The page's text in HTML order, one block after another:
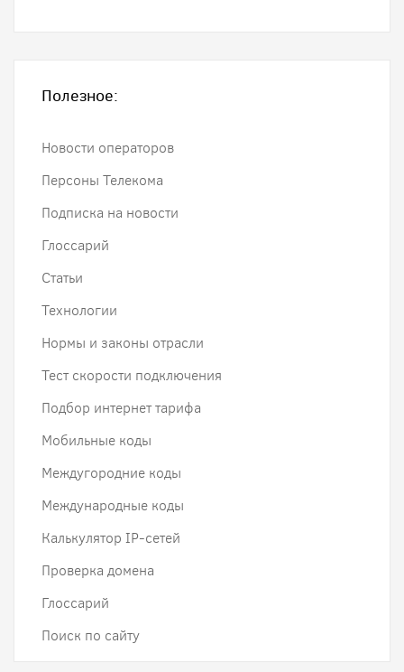
Полезное:
Новости операторов
Персоны Телекома
Подписка на новости
Глоссарий
Статьи
Технологии
Нормы и законы отрасли
Тест скорости подключения
Подбор интернет тарифа
Мобильные коды
Междугородние коды
Международные коды
Калькулятор IP-сетей
Проверка домена
Глоссарий
Поиск по сайту